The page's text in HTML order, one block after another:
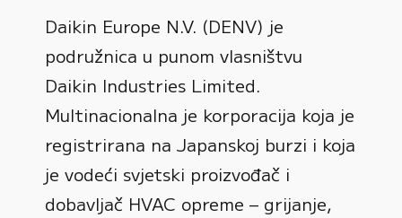
Daikin Europe N.V. (DENV) je
podružnica u punom vlasništvu
Daikin Industries Limited.
Multinacionalna je korporacija koja je
registrirana na Japanskoj burzi i koja
je vodeći svjetski proizvođač i
dobavljač HVAC opreme – grijanje,
0